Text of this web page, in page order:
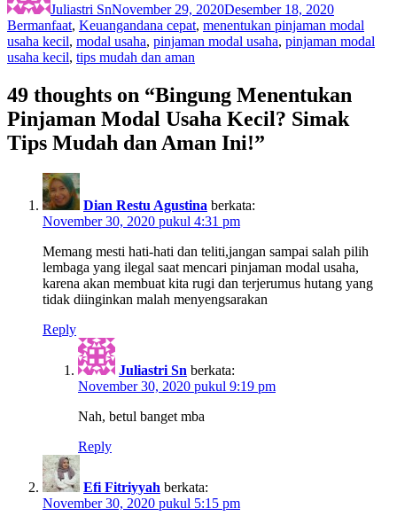
Juliastri SnNovember 29, 2020Desember 18, 2020
Bermanfaat, KeuanganTags
dana cepat, menentukan pinjaman modal
usaha kecil, modal usaha, pinjaman modal usaha, pinjaman modal
usaha kecil, tips mudah dan aman
49 thoughts on “Bingung Menentukan
Pinjaman Modal Usaha Kecil? Simak
Tips Mudah dan Aman Ini!”
Dian Restu Agustina berkata:
November 30, 2020 pukul 4:31 pm
Memang mesti hati-hati dan teliti,jangan sampai salah pilih
lembaga yang ilegal saat mencari pinjaman modal usaha,
karena akan membuat kita rugi dan terjerumus hutang yang
tidak diinginkan malah menyengsarakan
Reply
Juliastri Sn berkata:
November 30, 2020 pukul 9:19 pm
Nah, betul banget mba
Reply
Efi Fitriyyah berkata:
November 30, 2020 pukul 5:15 pm